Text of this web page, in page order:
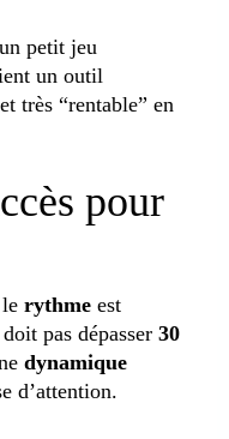
petit jeu
un outil
très “rentable” en
pour
rythme est
pas dépasser 30
dynamique
d’attention.